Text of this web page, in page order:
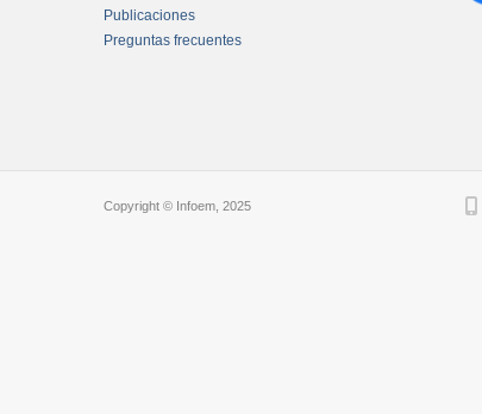
Publicaciones
Preguntas frecuentes
Copyright © Infoem, 2025